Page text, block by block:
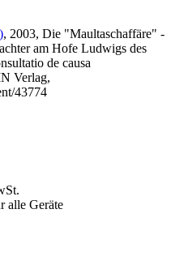
, 2003, Die "Maultaschaffäre" -
am Hofe Ludwigs des
de causa
Verlag,
43774
alle Geräte